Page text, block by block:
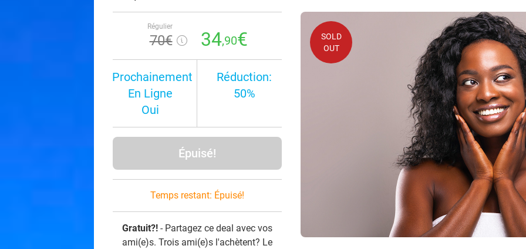
Régulier
70€ 34,90€
Prochainement
En Ligne
Oui
Réduction:
50%
Épuisé!
Temps restant: Épuisé!
Gratuit?! - Partagez ce deal avec vos
ami(e)s. Trois ami(e)s l'achètent? Le
SOLD
OUT